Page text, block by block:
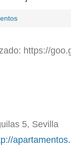
https://
5, Sevilla